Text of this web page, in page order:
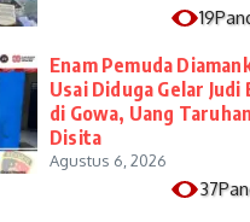
Enam Pemuda
Usai Diduga Gelar Judi
di Gowa, Uang
Disita
Agustus 6, 2026